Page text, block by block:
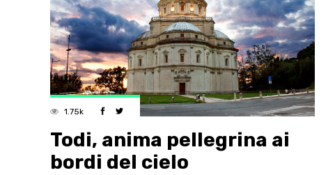
1.75k
Todi, anima pellegrina ai
bordi del cielo